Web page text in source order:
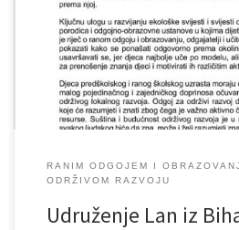
zagovaranje za zelenu ekonomiju) koji
razvoj u Bosni i Hercegovini. Ovaj
Projekt se realizira od 1. […]
RANIM ODGOJEM I
ODRŽIVOM RAZVOJU
Udruženje Lan iz